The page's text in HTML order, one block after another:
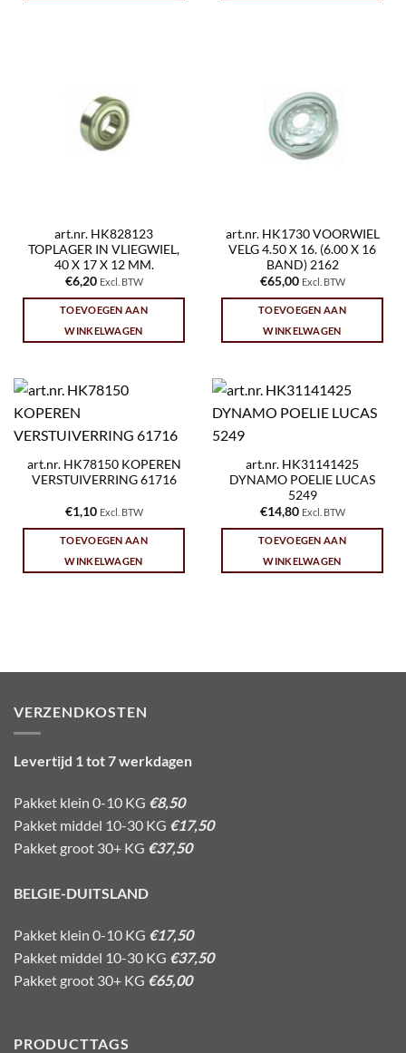
art.nr. HK828123
TOPLAGER IN VLIEGWIEL,
40 X 17 X 12 MM.
€6,20 Excl. BTW
TOEVOEGEN AAN
WINKELWAGEN
art.nr. HK1730 VOORWIEL
VELG 4.50 X 16. (6.00 X 16
BAND) 2162
€65,00 Excl. BTW
TOEVOEGEN AAN
WINKELWAGEN
art.nr. HK78150 KOPEREN
VERSTUIVERRING 61716
€1,10 Excl. BTW
TOEVOEGEN AAN
WINKELWAGEN
art.nr. HK31141425
DYNAMO POELIE LUCAS
5249
€14,80 Excl. BTW
TOEVOEGEN AAN
WINKELWAGEN
VERZENDKOSTEN
Levertijd 1 tot 7 werkdagen
Pakket klein 0-10 KG €8,50
Pakket middel 10-30 KG €17,50
Pakket groot 30+ KG €37,50
BELGIE-DUITSLAND
Pakket klein 0-10 KG €17,50
Pakket middel 10-30 KG €37,50
Pakket groot 30+ KG €65,00
PRODUCTTAGS